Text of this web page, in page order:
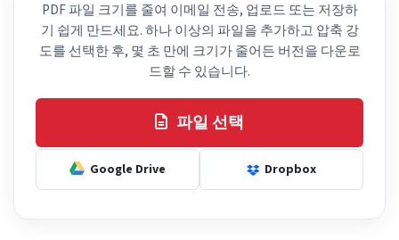
PDF 파일 크기를 줄여 이메일 전송, 업로드 또는 저장하
기 쉽게 만드세요. 하나 이상의 파일을 추가하고 압축 강
도를 선택한 후, 몇 초 만에 크기가 줄어든 버전을 다운로
드할 수 있습니다.
파일 선택
Google Drive Dropbox